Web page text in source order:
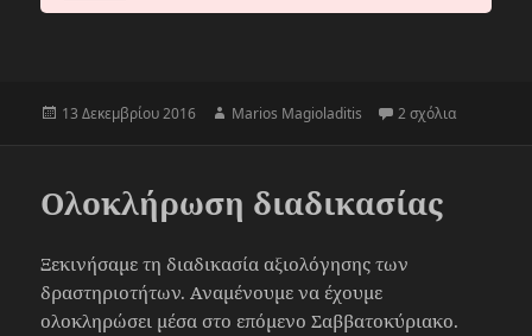
Δημοσιεύτηκε
13 Δεκεμβρίου 2016 Συντάκτης
Marios Magioladitis 2 σχόλιαστο
Ολοκλήρωση διαδικασίας
Ξεκινήσαμε τη διαδικασία αξιολόγησης των
δραστηριοτήτων. Αναμένουμε να έχουμε
ολοκληρώσει μέσα στο επόμενο Σαββατοκύριακο.